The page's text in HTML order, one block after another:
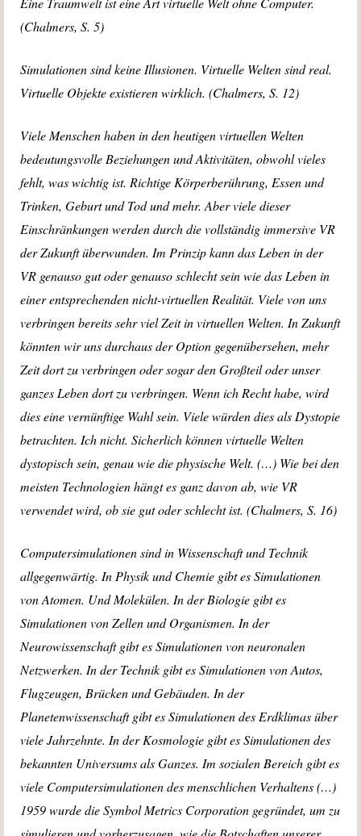
(Chalmers, S. 5)
Simulationen sind keine Illusionen. Virtuelle Welten sind real.
Virtuelle Objekte existieren wirklich. (Chalmers, S. 12)
Viele Menschen haben in den heutigen virtuellen Welten
bedeutungsvolle Beziehungen und Aktivitäten, obwohl vieles
fehlt, was wichtig ist. Richtige Körperberührung, Essen und
Trinken, Geburt und Tod und mehr. Aber viele dieser
Einschränkungen werden durch die vollständig immersive VR
der Zukunft überwunden. Im Prinzip kann das Leben in der
VR genauso gut oder genauso schlecht sein wie das Leben in
einer entsprechenden nicht-virtuellen Realität. Viele von uns
verbringen bereits sehr viel Zeit in virtuellen Welten. In Zukunft
könnten wir uns durchaus der Option gegenübersehen, mehr
Zeit dort zu verbringen oder sogar den Großteil oder unser
ganzes Leben dort zu verbringen. Wenn ich Recht habe, wird
dies eine vernünftige Wahl sein. Viele würden dies als Dystopie
betrachten. Ich nicht. Sicherlich können virtuelle Welten
dystopisch sein, genau wie die physische Welt. (…) Wie bei den
meisten Technologien hängt es ganz davon ab, wie VR
verwendet wird, ob sie gut oder schlecht ist. (Chalmers, S. 16)
Computersimulationen sind in Wissenschaft und Technik
allgegenwärtig. In Physik und Chemie gibt es Simulationen
von Atomen. Und Molekülen. In der Biologie gibt es
Simulationen von Zellen und Organismen. In der
Neurowissenschaft gibt es Simulationen von neuronalen
Netzwerken. In der Technik gibt es Simulationen von Autos,
Flugzeugen, Brücken und Gebäuden. In der
Planetenwissenschaft gibt es Simulationen des Erdklimas über
viele Jahrzehnte. In der Kosmologie gibt es Simulationen des
bekannten Universums als Ganzes. Im sozialen Bereich gibt es
viele Computersimulationen des menschlichen Verhaltens (…)
1959 wurde die Symbol Metrics Corporation gegründet, um zu